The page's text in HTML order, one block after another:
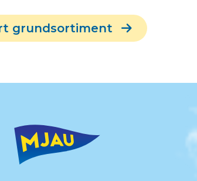
grundsortiment